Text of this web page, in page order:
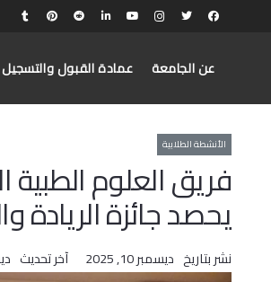
عن الجامعة عمادة القبول والتسجيل
الأنشطة الطلابية
يحصد جائزة الريادة
نشر بتاريخ ديسمبر 10, 2025 آخر تحديث